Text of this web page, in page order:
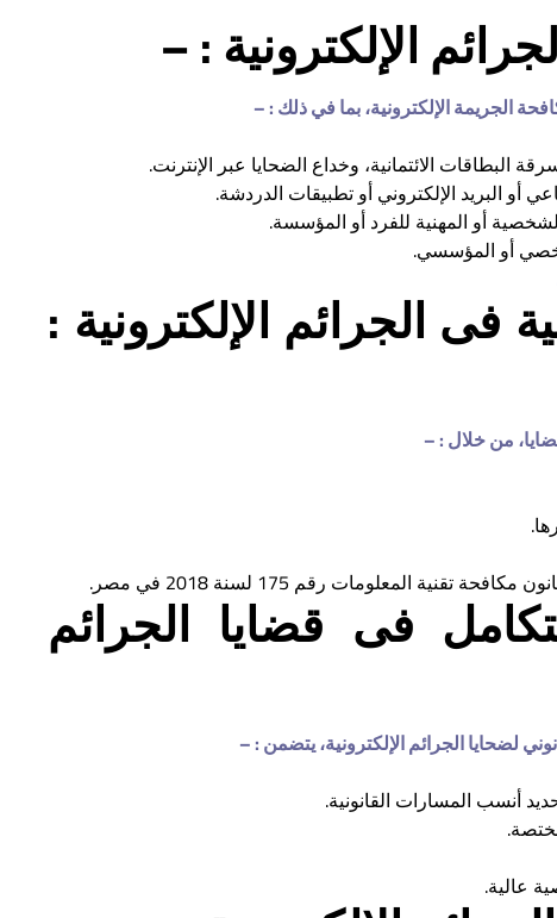
الإلكترونية : –
الجريمة الإلكترونية، بما في ذلك : –
البطاقات الائتمانية، وخداع الضحايا عبر الإنترنت.
أو البريد الإلكتروني أو تطبيقات الدردشة.
أو المهنية للفرد أو المؤسسة.
أو المؤسسي.
فى الجرائم الإلكترونية :
من خلال : –
المعلومات رقم 175 لسنة 2018 في مصر.
فى قضايا الجرائم
لضحايا الجرائم الإلكترونية، يتضمن : –
أنسب المسارات القانونية.
عالية.